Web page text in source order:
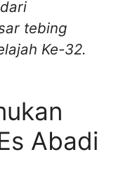
tebing
Ke-32.
Abadi